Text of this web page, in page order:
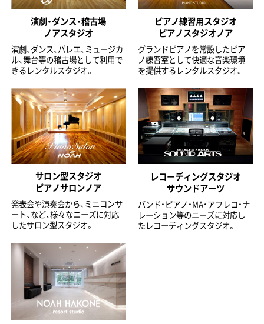
演劇・ダンス・稽古場
ノアスタジオ
演劇、ダンス、バレエ、ミュージカ
ル、舞台等の稽古場として利用で
きるレンタルスタジオ。
ピアノ練習用スタジオ
ピアノスタジオノア
グランドピアノを常設したピア
ノ練習室として快適な音楽環境
を提供するレンタルスタジオ。
サロン型スタジオ
ピアノサロンノア
発表会や演奏会から、ミニコンサ
ート、など、様々なニーズに対応
したサロン型スタジオ。
レコーディングスタジオ
サウンドアーツ
バンド・ピアノ・MA・アフレコ・ナ
レーション等のニーズに対応し
たレコーディングスタジオ。